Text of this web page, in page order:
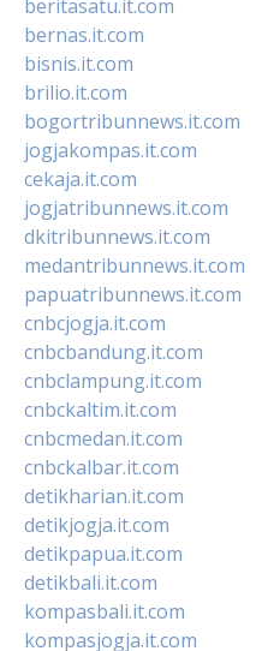
beritasatu.it.com
bernas.it.com
bisnis.it.com
brilio.it.com
bogortribunnews.it.com
jogjakompas.it.com
cekaja.it.com
jogjatribunnews.it.com
dkitribunnews.it.com
medantribunnews.it.com
papuatribunnews.it.com
cnbcjogja.it.com
cnbcbandung.it.com
cnbclampung.it.com
cnbckaltim.it.com
cnbcmedan.it.com
cnbckalbar.it.com
detikharian.it.com
detikjogja.it.com
detikpapua.it.com
detikbali.it.com
kompasbali.it.com
kompasjogja.it.com